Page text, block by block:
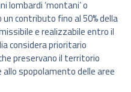
lombardi ‘montani’ o
un contributo fino al 50% della
e realizzabile entro il
considera prioritario
preservano il territorio
spopolamento delle aree